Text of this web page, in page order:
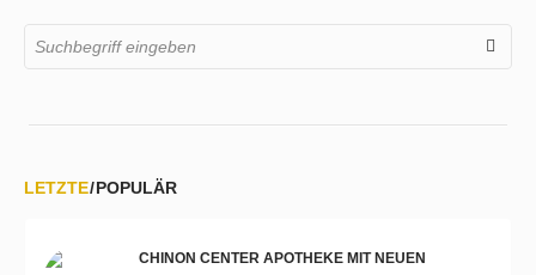
LETZTE POPULÄR
CHINON CENTER APOTHEKE MIT NEUEN